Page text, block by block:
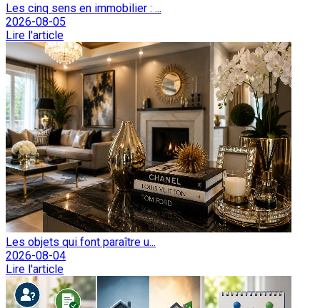
Les cinq sens en immobilier : ...
2026-08-05
Lire l'article
Les objets qui font paraître u...
2026-08-04
Lire l'article